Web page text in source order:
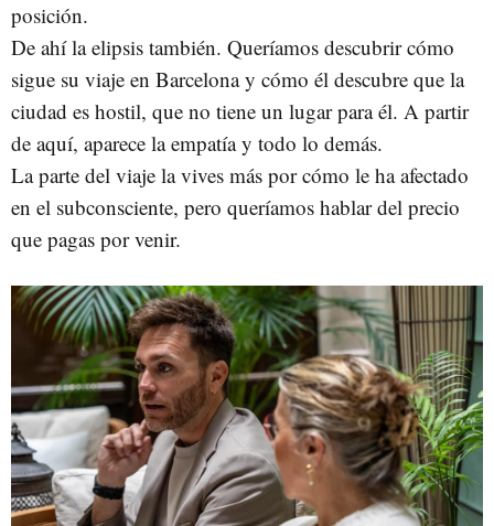
posición.
De ahí la elipsis también. Queríamos descubrir cómo
sigue su viaje en Barcelona y cómo él descubre que la
ciudad es hostil, que no tiene un lugar para él. A partir
de aquí, aparece la empatía y todo lo demás.
La parte del viaje la vives más por cómo le ha afectado
en el subconsciente, pero queríamos hablar del precio
que pagas por venir.